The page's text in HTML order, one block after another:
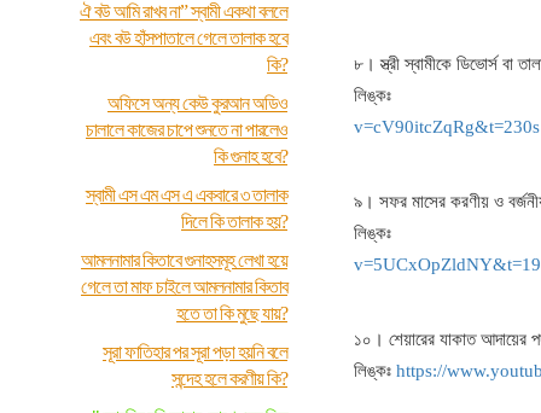
ঐ বউ আমি রাখব না” স্বামী একথা বললে
এবং বউ হাঁসপাতালে গেলে তালাক হবে
কি?
অফিসে অন্য কেউ কুরআন অডিও
চালালে কাজের চাপে শুনতে না পারলেও
কি গুনাহ হবে?
স্বামী এস এম এস এ একবারে ৩ তালাক
দিলে কি তালাক হয়?
আমলনামার কিতাবে গুনাহসমূহ লেখা হয়ে
গেলে তা মাফ চাইলে আমলনামার কিতাব
হতে তা কি মুছে যায়?
সূরা ফাতিহার পর সূরা পড়া হয়নি বলে
সন্দেহ হলে করণীয় কি?
৮। স্ত্রী স্বামীকে ডিভোর্স বা
v=cV90itcZqRg&t=230s
৯। সফর মাসের করণীয় ও
১০। শেয়ারের যাকাত আদায়ের
লিঙ্কঃ https://